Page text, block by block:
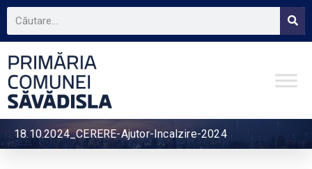
18.10.2024_CERERE-Ajutor-Incalzire-2024